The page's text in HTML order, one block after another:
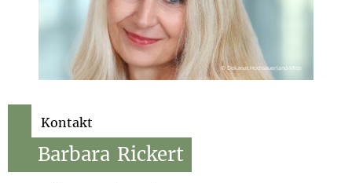
© Dekanat Hochsauerland-Mitte
Kontakt
Barbara Rickert